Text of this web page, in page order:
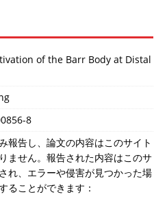
of the Barr Body at Distal
8
報告し、論文の内容はこのサイト
ません。報告された内容はこのサ
れ、エラーや侵害が見つかった場
ることができます：